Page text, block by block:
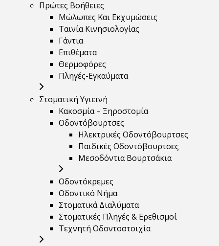
Πρώτες Βοήθειες
Μώλωπες Και Εκχυμώσεις
Ταινία Κινησιολογίας
Γάντια
Επιθέματα
Θερμοφόρες
Πληγές-Εγκαύματα
Στοματική Υγιεινή
Κακοσμία – Ξηροστομία
Οδοντόβουρτσες
Ηλεκτρικές Οδοντόβουρτσες
Παιδικές Οδοντόβουρτσες
Μεσοδόντια Βουρτσάκια
Οδοντόκρεμες
Οδοντικό Νήμα
Στοματικά Διαλύματα
Στοματικές Πληγές & Ερεθισμοί
Τεχνητή Οδοντοστοιχία